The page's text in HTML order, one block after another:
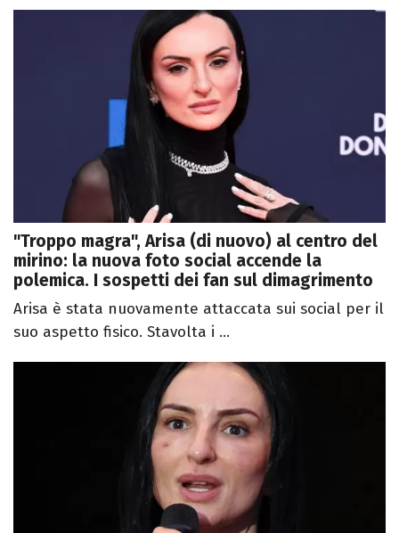
"Troppo magra", Arisa (di nuovo) al centro del
mirino: la nuova foto social accende la
polemica. I sospetti dei fan sul dimagrimento
Arisa è stata nuovamente attaccata sui social per il
suo aspetto fisico. Stavolta i ...